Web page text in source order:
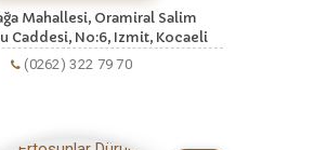
Mahallesi, Oramiral Salim
Caddesi, No:6, Izmit, Kocaeli
(0262) 322 79 70